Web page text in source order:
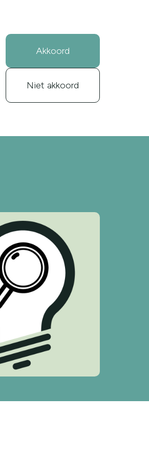
Akkoord
Niet akkoord